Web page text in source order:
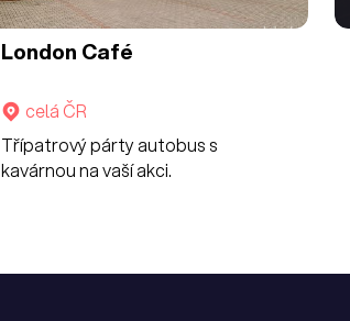
London Café
celá ČR
Třípatrový párty autobus s
kavárnou na vaší akci.